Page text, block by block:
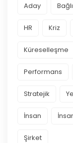
Aday
HR Kriz
Küreselleşme
Performans
Stratejik
İnsan
Şirket